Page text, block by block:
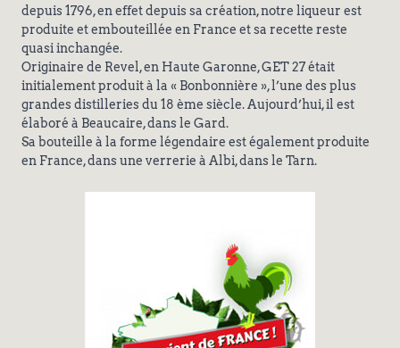
depuis 1796, en effet depuis sa création, notre liqueur est
produite et embouteillée en France et sa recette reste
quasi inchangée.
Originaire de Revel, en Haute Garonne, GET 27 était
initialement produit à la « Bonbonnière », l’une des plus
grandes distilleries du 18 ème siècle. Aujourd’hui, il est
élaboré à Beaucaire, dans le Gard.
Sa bouteille à la forme légendaire est également produite
en France, dans une verrerie à Albi, dans le Tarn.